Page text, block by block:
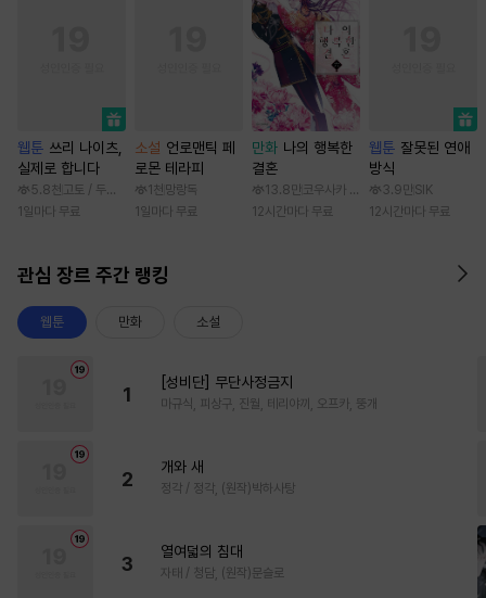
웹툰 쓰리 나이츠,
실제로 합니다
5.8천 고토 / 두나래
1일마다 무료
소설 언로맨틱 페
로몬 테라피
1천 망랑독
1일마다 무료
만화 나의 행복한
결혼
13.8만 코우사카 리토 / 아기토기 아쿠미
12시간마다 무료
웹툰 잘못된 연애
방식
3.9만 SIK
12시간마다 무료
관심 장르 주간 랭킹
웹툰 만화 소설
1
[성비단] 무단사정금지
마규식, 피상구, 진월, 테리야끼, 오프카, 뚱개
2
개와 새
정각 / 정각, (원작)박하사탕
3
열여덟의 침대
자태 / 청담, (원작)문슬로